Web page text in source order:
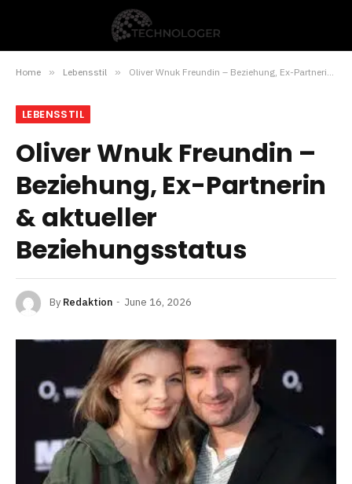
Home » Lebensstil » Oliver Wnuk Freundin – Beziehung, Ex-Partnerin & aktueller Beziehungsstatus
LEBENSSTIL
Oliver Wnuk Freundin –
Beziehung, Ex-Partnerin
& aktueller
Beziehungsstatus
By Redaktion June 16, 2026